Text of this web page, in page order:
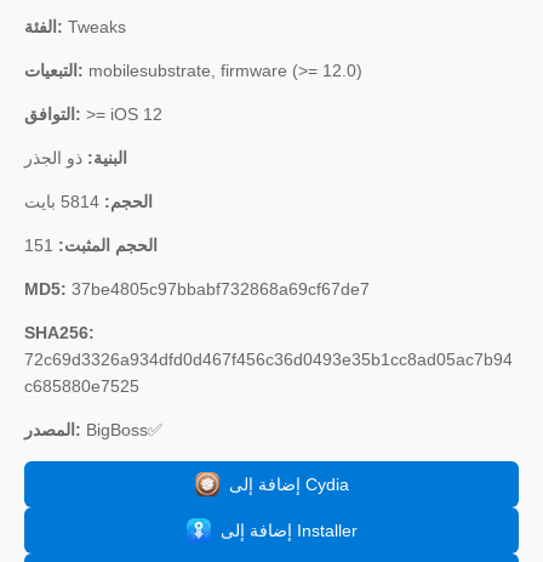
الفئة: Tweaks
التبعيات: mobilesubstrate, firmware (>= 12.0)
التوافق: >= iOS 12
البنية: ذو الجذر
الحجم:
الحجم المثبت:
MD5: 37be4805c97bbabf732868a69cf67de7
SHA256:
72c69d3326a934dfd0d467f456c36d0493e35b1cc8ad05ac7b94
c685880e7525
المصدر: BigBoss✅
إضافة إلى Cydia
إضافة إلى Installer